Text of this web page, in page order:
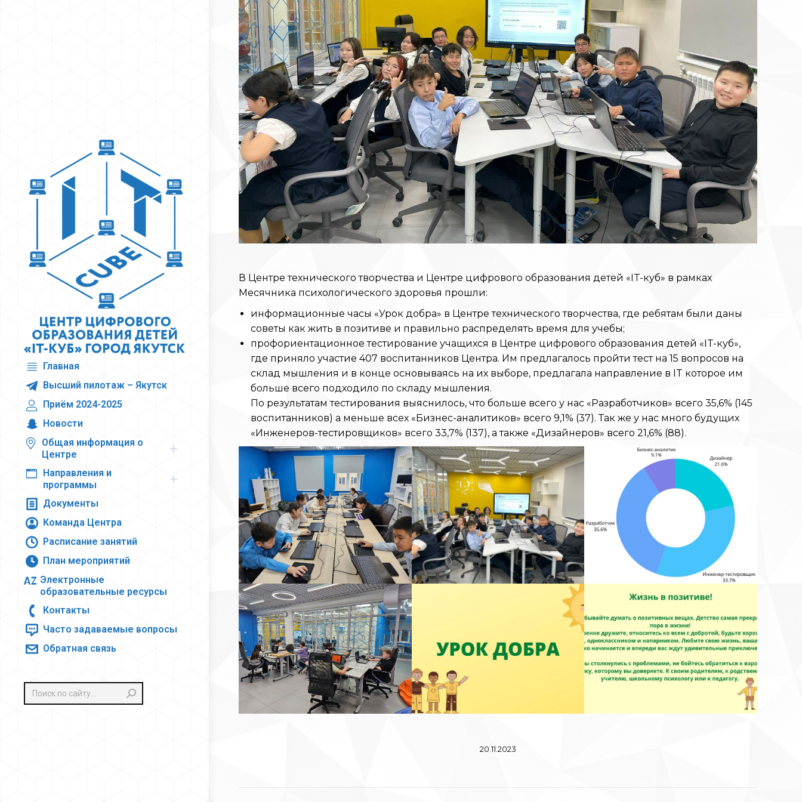
Главная
Высший пилотаж – Якутск
Приём 2024-2025
Новости
Общая информация о
Центре
Направления и
программы
Документы
Команда Центра
Расписание занятий
План мероприятий
Электронные
образовательные ресурсы
Контакты
Часто задаваемые вопросы
Обратная связь
Поиск:
В Центре технического творчества и Центре цифрового образования детей «IT-куб» в рамках
Месячника психологического здоровья прошли:
информационные часы «Урок добра» в Центре технического творчества, где ребятам были даны
советы как жить в позитиве и правильно распределять время для учебы;
профориентационное тестирование учащихся в Центре цифрового образования детей «IT-куб»,
где приняло участие 407 воспитанников Центра. Им предлагалось пройти тест на 15 вопросов на
склад мышления и в конце основываясь на их выборе, предлагала направление в IT которое им
больше всего подходило по складу мышления.
По результатам тестирования выяснилось, что больше всего у нас «Разработчиков» всего 35,6% (145
воспитанников) а меньше всех «Бизнес-аналитиков» всего 9,1% (37). Так же у нас много будущих
«Инженеров-тестировщиков» всего 33,7% (137), а также «Дизайнеров» всего 21,6% (88).
20.11.2023